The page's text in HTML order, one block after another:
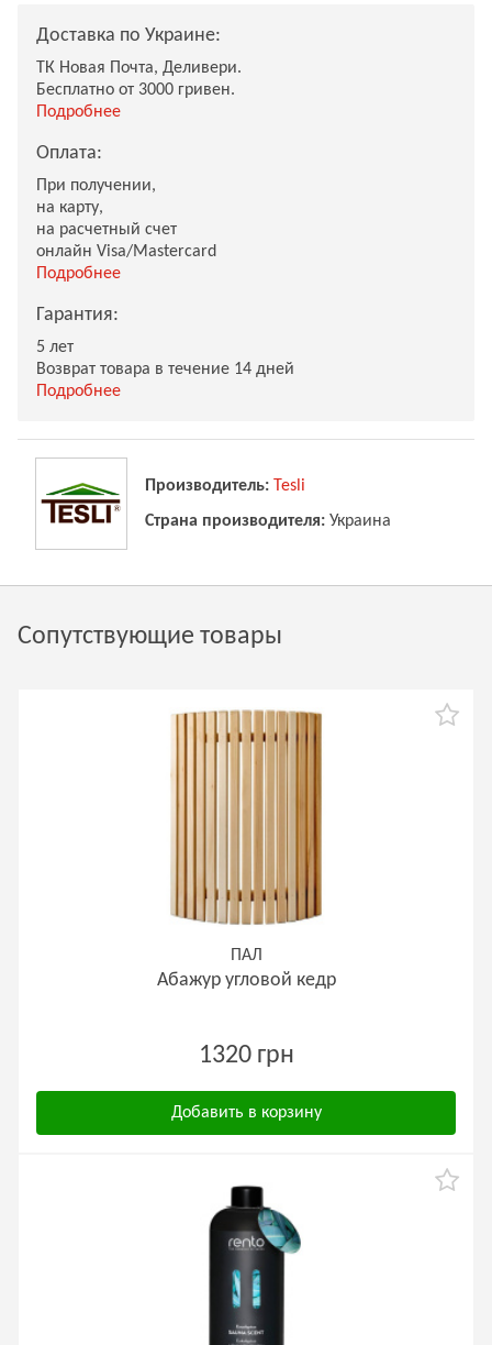
Доставка по Украине:
ТК Новая Почта, Деливери.
Бесплатно от 3000 гривен.
Подробнее
Оплата:
При получении,
на карту,
на расчетный счет
онлайн Visa/Mastercard
Подробнее
Гарантия:
5 лет
Возврат товара в течение 14 дней
Подробнее
Производитель: Tesli
Страна производителя: Украина
Сопутствующие товары
ПАЛ
Абажур угловой кедр
1320 грн
Добавить в корзину